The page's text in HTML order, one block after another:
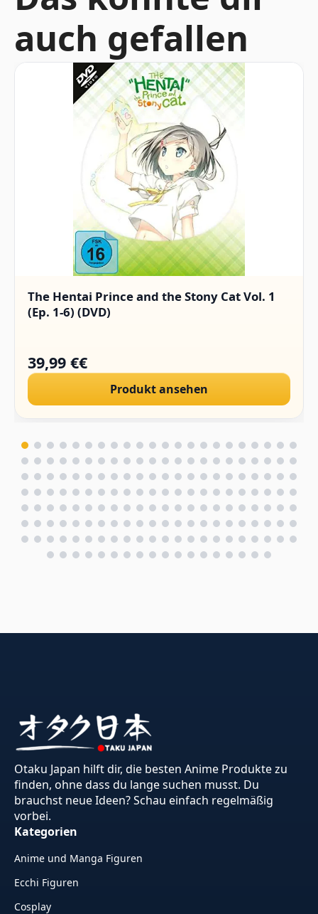
auch gefallen
The Hentai Prince and the Stony Cat Vol. 1
(Ep. 1-6) (DVD)
39,99 €€
Produkt ansehen
Otaku Japan hilft dir, die besten Anime Produkte zu
finden, ohne dass du lange suchen musst. Du
brauchst neue Ideen? Schau einfach regelmäßig
vorbei.
Kategorien
Anime und Manga Figuren
Ecchi Figuren
Cosplay